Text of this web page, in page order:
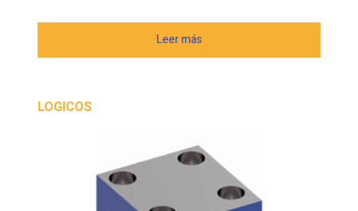
Leer más
LOGICOS